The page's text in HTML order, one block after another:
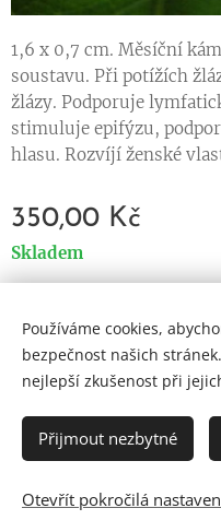
1,6 x 0,7 cm. Měsíční
soustavu. Při potížích
žlázy. Podporuje
stimuluje epifýzu,
hlasu. Rozvíjí ženské
350,00 Kč
Skladem
Používáme cookies,
bezpečnost našich
nejlepší zkušenost při
Přijmout nezbytné
Otevřít pokročilá